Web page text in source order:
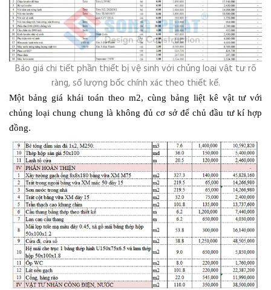
Báo giá chi tiết phần thiết bị vệ sinh với chủng loại vật tư rõ
ràng, số lượng bốc chính xác theo thiết kế.
Một bảng giá khái toán theo m2, cùng bảng liệt kê vật tư với
chủng loại chung chung là không đủ cơ sở để chủ đầu tư kí hợp
đồng.